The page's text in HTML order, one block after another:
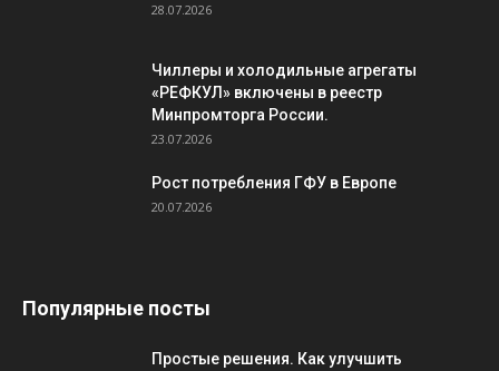
28.07.2026
Чиллеры и холодильные агрегаты
«РЕФКУЛ» включены в реестр
Минпромторга России.
23.07.2026
Рост потребления ГФУ в Европе
20.07.2026
Популярные посты
Простые решения. Как улучшить